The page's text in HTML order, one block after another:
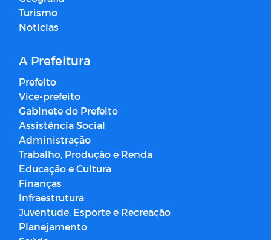
Turismo
Notícias
A Prefeitura
Prefeito
Vice-prefeito
Gabinete do Prefeito
Assistência Social
Administração
Trabalho, Produção e Renda
Educação e Cultura
Finanças
Infraestrutura
Juventude, Esporte e Recreação
Planejamento